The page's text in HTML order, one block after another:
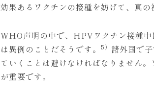
効果あるワクチンの接種を妨げて、真の
WHO声明の中で、HPVワクチン接種中
は異例のことだそうです。
5） 諸外国で
ていくことは避けなければなりません
が重要です。